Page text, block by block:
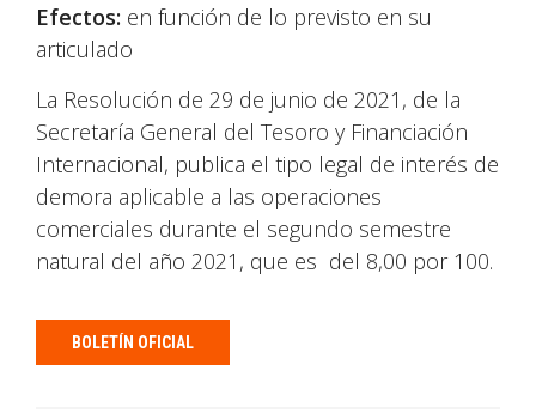
Efectos: en función de lo previsto en su
articulado
La Resolución de 29 de junio de 2021, de la
Secretaría General del Tesoro y Financiación
Internacional, publica el tipo legal de interés de
demora aplicable a las operaciones
comerciales durante el segundo semestre
natural del año 2021, que es del 8,00 por 100.
BOLETÍN OFICIAL